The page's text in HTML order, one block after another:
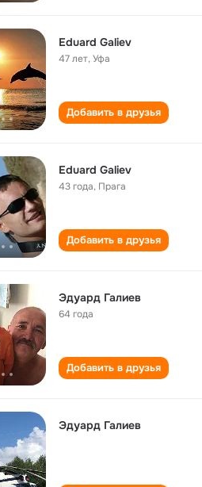
Eduard Galiev
47 лет,Уфа
Добавить в друзья
Eduard Galiev
43 года, Прага
Добавить в друзья
Эдуард Галиев
64 года
Добавить в друзья
Эдуард Галиев